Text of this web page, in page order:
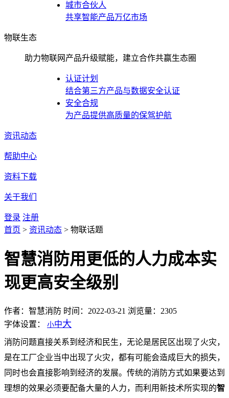
城市合伙人
共享智能产品万亿市场
物联生态
助力物联网产品升级赋能，建立合作共赢生态圈
认证计划
结合第三方产品与数据安全认证
安全合规
为产品提供高质量的保驾护航
资讯动态
帮助中心
资料下载
关于我们
登录 注册
首页 > 资讯动态 > 物联话题
智慧消防用更低的人力成本实
现更高安全级别
作者：智慧消防 时间：2022-03-21 浏览量：2305
字体设置： 小中大
消防问题直接关系到经济和民生，无论是居民区出现了火灾，
是在工厂企业当中出现了火灾，都有可能会造成巨大的损失，
同时也会直接影响到经济的发展。传统的消防方式如果要达到
理想的效果必须要配备大量的人力，而利用新技术所实现的智